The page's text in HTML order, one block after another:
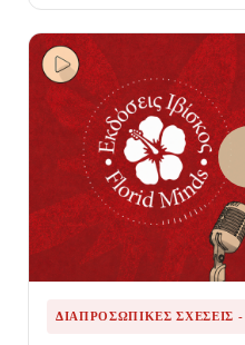
ΔΙΑΠΡΟΣΩΠΙΚΈΣ